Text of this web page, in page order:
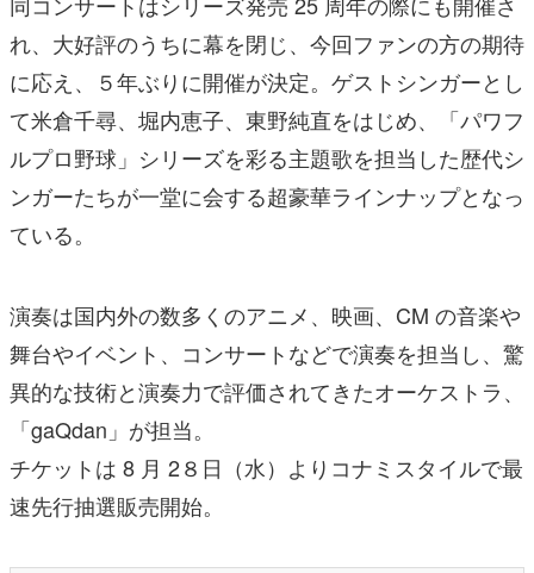
れ、大好評のうちに幕を閉じ、今回ファンの方の期待
に応え、５年ぶりに開催が決定。ゲストシンガーとし
て米倉千尋、堀内恵子、東野純直をはじめ、「パワフ
ルプロ野球」シリーズを彩る主題歌を担当した歴代シ
ンガーたちが一堂に会する超豪華ラインナップとなっ
ている。
演奏は国内外の数多くのアニメ、映画、CM の音楽や
舞台やイベント、コンサートなどで演奏を担当し、驚
異的な技術と演奏力で評価されてきたオーケストラ、
「gaQdan」が担当。
チケットは 8 月 2８日（水）よりコナミスタイルで最
速先行抽選販売開始。